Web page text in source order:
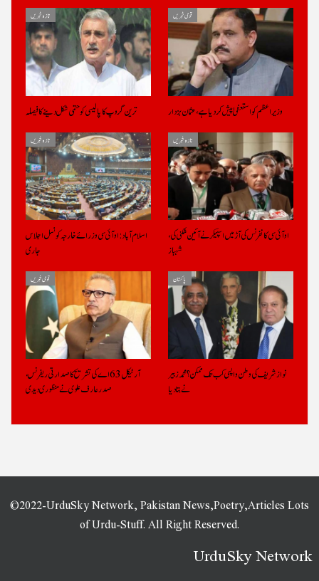
تازہ خبریں
ترین گروپ کا پالیسی کو حتمی شکل دینے کا فیصلہ
قومی خبریں
وزیراعظم کو استعفیٰ پیش کر دیا ہے، عثمان بزدار
تازہ خبریں
اسلام آباد: او آئی سی وزرائے خارجہ کونسل اجلاس
جاری
تازہ خبریں
او آئی سی کانفرنس کی آڑ میں اسپیکر نے آئین شکنی کی،
شہباز
قومی خبریں
آرٹیکل 63 اے کی تشریح کا صدارتی ریفرنس،
صدرعارف علوی نے منظوری دیدی
پاکستان
نواز شریف کی وطن واپسی کب تک ممکن؟ محمد زبیر
نے بتادیا
©2022-UrduSky Network, Pakistan News,Poetry,Articles Lots
of Urdu-Stuff. All Right Reserved.
UrduSky Network